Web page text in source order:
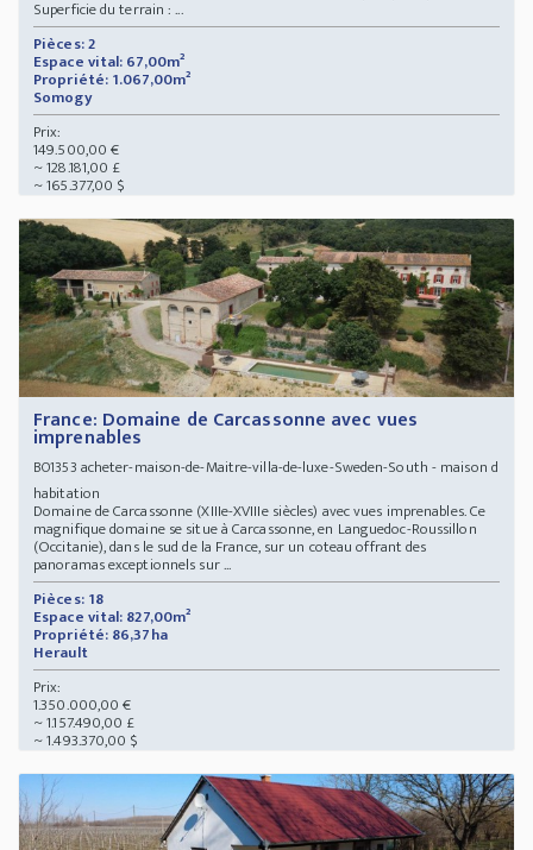
Superficie du terrain : ...
Pièces: 2
Espace vital: 67,00m²
Propriété: 1.067,00m²
Somogy
Prix:
149.500,00 €
~ 128.181,00 £
~ 165.377,00 $
France: Domaine de Carcassonne avec vues
imprenables
BO1353 acheter-maison-de-Maitre-villa-de-luxe-Sweden-South - maison d
habitation
Domaine de Carcassonne (XIIIe-XVIIIe siècles) avec vues imprenables. Ce
magnifique domaine se situe à Carcassonne, en Languedoc-Roussillon
(Occitanie), dans le sud de la France, sur un coteau offrant des
panoramas exceptionnels sur ...
Pièces: 18
Espace vital: 827,00m²
Propriété: 86,37ha
Herault
Prix:
1.350.000,00 €
~ 1.157.490,00 £
~ 1.493.370,00 $